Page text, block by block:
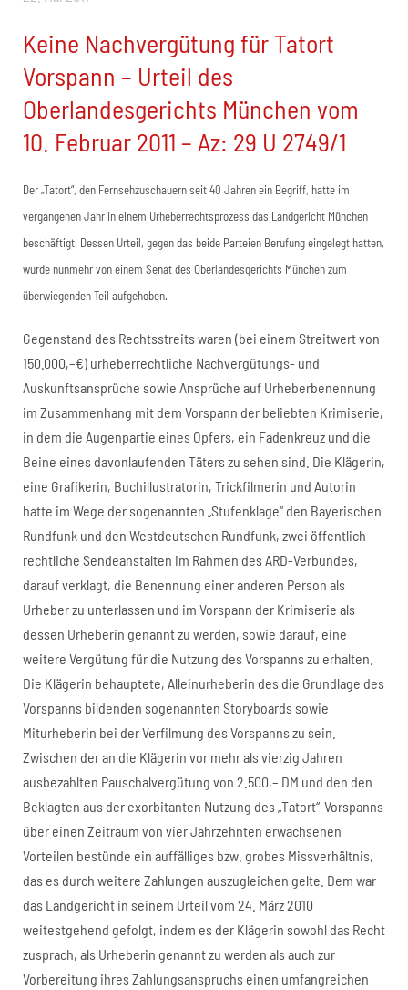
Keine Nachvergütung für Tatort
Vorspann – Urteil des
Oberlandesgerichts München vom
10. Februar 2011 – Az: 29 U 2749/1
Der „Tatort“, den Fernsehzuschauern seit 40 Jahren ein Begriff, hatte im
vergangenen Jahr in einem Urheberrechtsprozess das Landgericht München I
beschäftigt. Dessen Urteil, gegen das beide Parteien Berufung eingelegt hatten,
wurde nunmehr von einem Senat des Oberlandesgerichts München zum
überwiegenden Teil aufgehoben.
Gegenstand des Rechtsstreits waren (bei einem Streitwert von
150.000,–€) urheberrechtliche Nachvergütungs- und
Auskunftsansprüche sowie Ansprüche auf Urheberbenennung
im Zusammenhang mit dem Vorspann der beliebten Krimiserie,
in dem die Augenpartie eines Opfers, ein Fadenkreuz und die
Beine eines davonlaufenden Täters zu sehen sind. Die Klägerin,
eine Grafikerin, Buchillustratorin, Trickfilmerin und Autorin
hatte im Wege der sogenannten „Stufenklage“ den Bayerischen
Rundfunk und den Westdeutschen Rundfunk, zwei öffentlich-
rechtliche Sendeanstalten im Rahmen des ARD-Verbundes,
darauf verklagt, die Benennung einer anderen Person als
Urheber zu unterlassen und im Vorspann der Krimiserie als
dessen Urheberin genannt zu werden, sowie darauf, eine
weitere Vergütung für die Nutzung des Vorspanns zu erhalten.
Die Klägerin behauptete, Alleinurheberin des die Grundlage des
Vorspanns bildenden sogenannten Storyboards sowie
Miturheberin bei der Verfilmung des Vorspanns zu sein.
Zwischen der an die Klägerin vor mehr als vierzig Jahren
ausbezahlten Pauschalvergütung von 2.500,– DM und den den
Beklagten aus der exorbitanten Nutzung des „Tatort“-Vorspanns
über einen Zeitraum von vier Jahrzehnten erwachsenen
Vorteilen bestünde ein auffälliges bzw. grobes Missverhältnis,
das es durch weitere Zahlungen auszugleichen gelte. Dem war
das Landgericht in seinem Urteil vom 24. März 2010
weitestgehend gefolgt, indem es der Klägerin sowohl das Recht
zusprach, als Urheberin genannt zu werden als auch zur
Vorbereitung ihres Zahlungsanspruchs einen umfangreichen